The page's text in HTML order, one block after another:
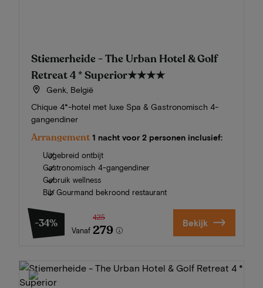
Stiemerheide - The Urban Hotel & Golf
Retreat 4 * Superior★★★★
Genk, België
Chique 4*-hotel met luxe Spa & Gastronomisch 4-
gangendiner
Arrangement 1 nacht voor 2 personen inclusief:
Uitgebreid ontbijt
Gastronomisch 4-gangendiner
Gebruik wellness
Bib Gourmand bekroond restaurant
-34%
Vanaf
425
279 Bekijk